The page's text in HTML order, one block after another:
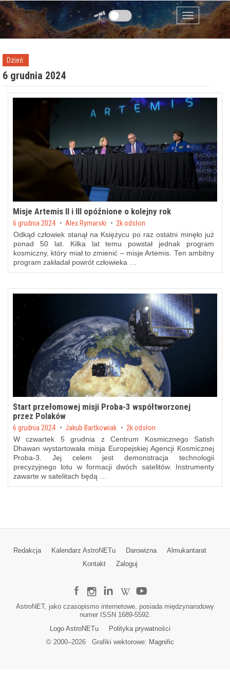
Przejdź do zawartości
Menu
Dzień:
6 grudnia 2024
Misje Artemis II i III opóźnione o kolejny rok
Posted on
6 grudnia 2024 by Alex Rymarski 2k odsłon
Odkąd człowiek stanął na Księżycu po raz ostatni minęło już
ponad 50 lat. Kilka lat temu powstał jednak program
kosmiczny, który miał to zmienić – misje Artemis. Ten ambitny
program zakładał powrót człowieka …
Start przełomowej misji Proba-3 współtworzonej
przez Polaków
Posted on
6 grudnia 2024 byJakub Bartkowiak 2k odsłon
W czwartek 5 grudnia z Centrum Kosmicznego Satish
Dhawan wystartowała misja Europejskiej Agencji Kosmicznej
Proba-3. Jej celem jest demonstracja technologii
precyzyjnego lotu w formacji dwóch satelitów. Instrumenty
zawarte w satelitach będą …
Redakcja Kalendarz AstroNETu Darowizna
Almukantarat
Kontakt
Zaloguj
AstroNET, jako czasopismo internetowe, posiada międzynarodowy
numer ISSN 1689-5592.
Logo AstroNETu
Polityka prywatności
© 2000–2026Grafiki wektorowe: Magnific